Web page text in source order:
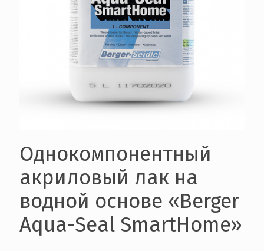
Однокомпонентный
акриловый лак на
водной основе «Berger
Aqua-Seal SmartHome»